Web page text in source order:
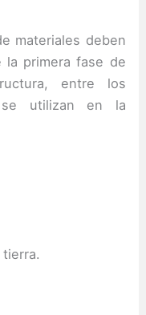
materiales deben
primera fase de
entre los
se utilizan en la